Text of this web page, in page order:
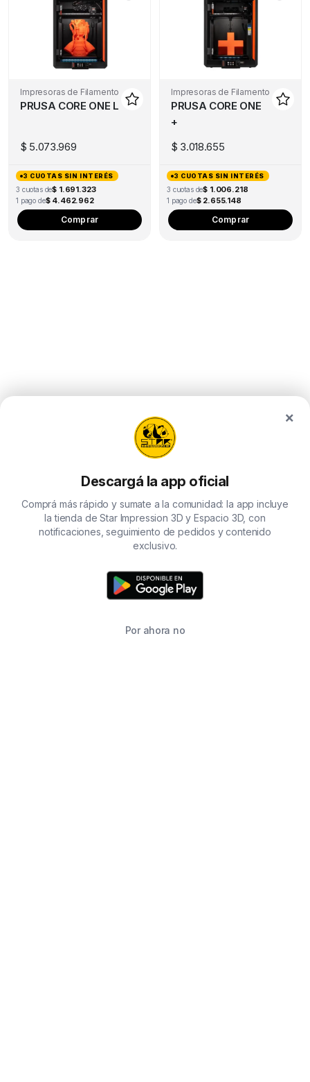
Impresoras de Filamento
PRUSA CORE ONE L
$ 5.073.969
3 CUOTAS SIN INTERÉS
3 cuotas de$ 1.691.323
1 pago de$ 4.462.962
Comprar
Impresoras de Filamento
PRUSA CORE ONE
+
$ 3.018.655
3 CUOTAS SIN INTERÉS
3 cuotas de$ 1.006.218
1 pago de$ 2.655.148
Comprar
×
Descargá la app oficial
Comprá más rápido y sumate a la comunidad: la app incluye
la tienda de Star Impression 3D y Espacio 3D, con
notificaciones, seguimiento de pedidos y contenido
exclusivo.
Por ahora no